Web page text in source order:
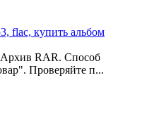
RAR. Способ
Проверяйте п...